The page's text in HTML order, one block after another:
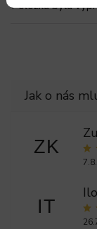
Položka byla
ZK
IT